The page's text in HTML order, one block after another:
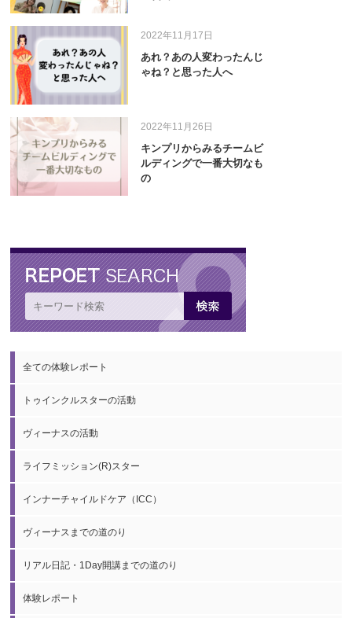
2022年11月17日
あれ？あの人変わったんじ
ゃね？と思った人へ
2022年11月26日
キンプリからみるチームビ
ルディングで一番大切なも
の
全ての体験レポート
トゥインクルスターの活動
ヴィーナスの活動
ライフミッション(R)スター
インナーチャイルドケア（ICC）
ヴィーナスまでの道のり
リアル日記・1Day開講までの道のり
体験レポート